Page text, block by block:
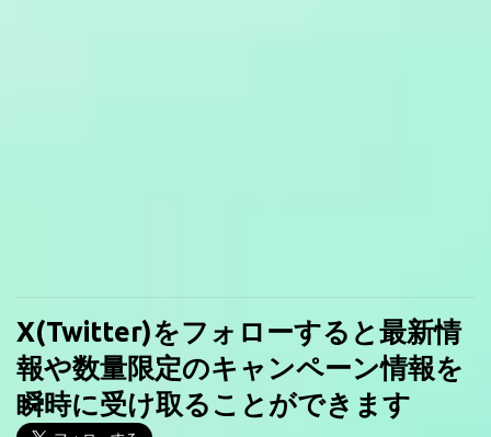
X(Twitter)をフォローすると最新情
報や数量限定のキャンペーン情報を
瞬時に受け取ることができます